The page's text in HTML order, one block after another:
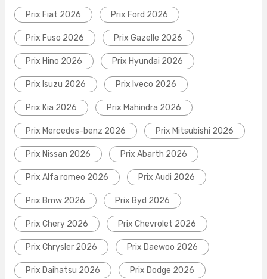
Prix Fiat 2026 Prix Ford 2026
Prix Fuso 2026 Prix Gazelle 2026
Prix Hino 2026 Prix Hyundai 2026
Prix Isuzu 2026 Prix Iveco 2026
Prix Kia 2026 Prix Mahindra 2026
Prix Mercedes-benz 2026 Prix Mitsubishi 2026
Prix Nissan 2026 Prix Abarth 2026
Prix Alfa romeo 2026 Prix Audi 2026
Prix Bmw 2026 Prix Byd 2026
Prix Chery 2026 Prix Chevrolet 2026
Prix Chrysler 2026 Prix Daewoo 2026
Prix Daihatsu 2026 Prix Dodge 2026